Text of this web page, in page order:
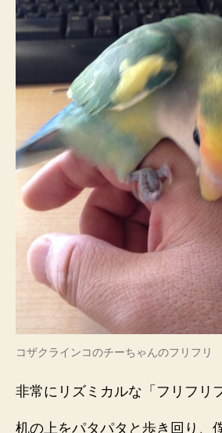
コザクラインコのチーちゃんのフリフリ
非常にリズミカルな「フリフリ
机の上をパタパタと歩き回り、